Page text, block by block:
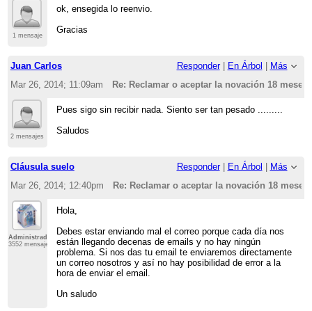
1 mensaje
ok, ensegida lo reenvio.
Gracias
Juan Carlos Responder| En Árbol
Más
Mar 26, 2014; 11:09am
Re: Reclamar o aceptar la novación 18
2 mensajes
Pues sigo sin recibir nada. Siento ser tan pesado .........
Saludos
Cláusula suelo Responder| En Árbol
Más
Mar 26, 2014; 12:40pm
Re: Reclamar o aceptar la novación 18
Administrador
3552 mensajes
Hola,
Debes estar enviando mal el correo porque cada día nos
están llegando decenas de emails y no hay ningún
problema. Si nos das tu email te enviaremos directamente
un correo nosotros y así no hay posibilidad de error a la
hora de enviar el email.
Un saludo